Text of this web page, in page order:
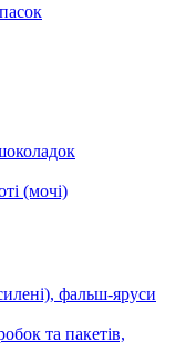
(мочі)
фальш-яруси
та пакетів,